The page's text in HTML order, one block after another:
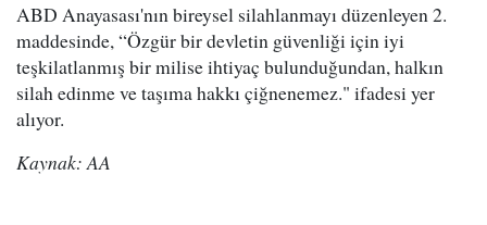
ABD Anayasası'nın bireysel silahlanmayı düzenleyen 2.
maddesinde, “Özgür bir devletin güvenliği için iyi
teşkilatlanmış bir milise ihtiyaç bulunduğundan, halkın
silah edinme ve taşıma hakkı çiğnenemez." ifadesi yer
alıyor.
Kaynak: AA